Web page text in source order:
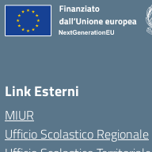
Link Esterni
MIUR
Ufficio Scolastico Regionale